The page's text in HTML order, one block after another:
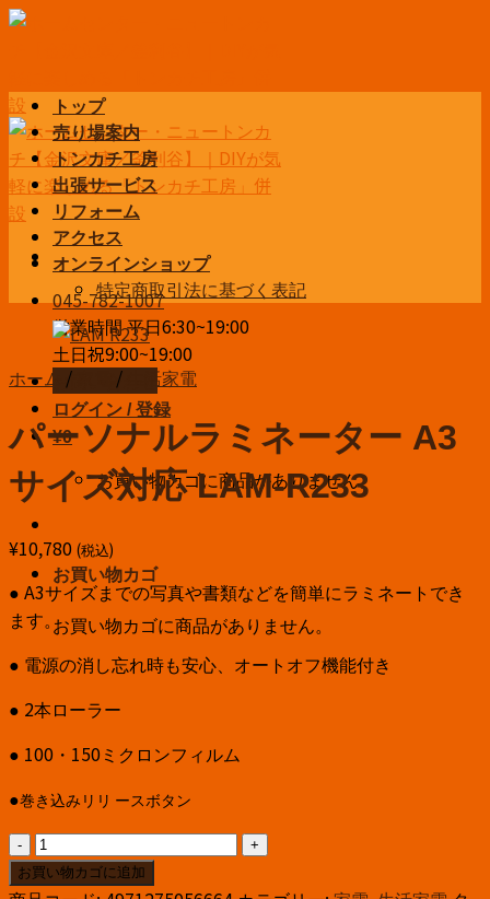
Skip
045-782-1007
営業時間 平日6:30~19:00
土日祝9:00~19:00
お問い合わせ
ログイン / 登録
¥0
お買い物カゴに商品がありません。
お買い物カゴ
お買い物カゴに商品がありません。
トップ
売り場案内
トンカチ工房
出張サービス
リフォーム
アクセス
オンラインショップ
特定商取引法に基づく表記
ホーム / / 生活家電
パーソナルラミネーター A3
サイズ対応 LAM-R233
¥10,780 (税込)
● A3サイズまでの写真や書類などを簡単にラミネートでき
ます。
● 電源の消し忘れ時も安心、オートオフ機能付き
● 2本ローラー
● 100・150ミクロンフィルム
●巻き込みリリ ースボタン
パ
ー
お買い物カゴに追加